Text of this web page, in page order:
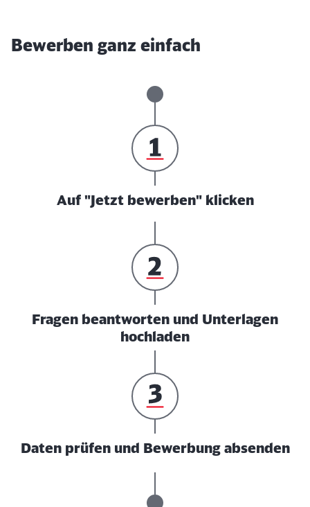
Bewerben ganz einfach
Auf "Jetzt bewerben" klicken
Fragen beantworten und Unterlagen
hochladen
Daten prüfen und Bewerbung absenden